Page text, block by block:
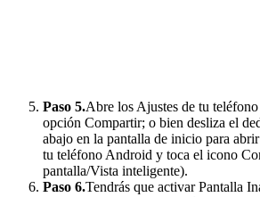
Paso 5.Abre los Ajustes de tu
opción Compartir; o bien desliza el
abajo en la pantalla de inicio para
tu teléfono Android y toca el icono
pantalla/Vista inteligente).
Paso 6.Tendrás que activar Pantalla